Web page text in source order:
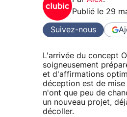
Publié le 29
Suivez-nous
L'arrivée du concept
soigneusement
et d'affirmations
déception est de
n'ont que peu de
un nouveau projet,
décoller.